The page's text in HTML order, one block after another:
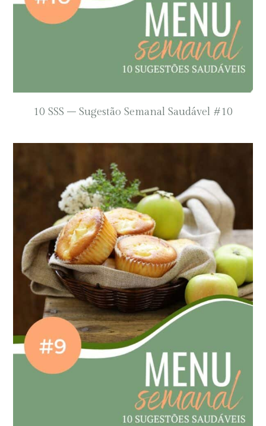
10 SSS – Sugestão Semanal Saudável #10